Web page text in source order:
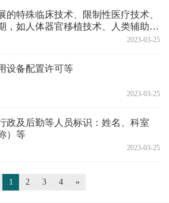
特殊临床技术、限制性医疗技术、
，如人体器官移植技术、人类辅助生
2023-03-25
备配置许可等
2023-03-25
及后勤等人员标识：姓名、科室
）等
2023-03-25
1 2 3 4 »